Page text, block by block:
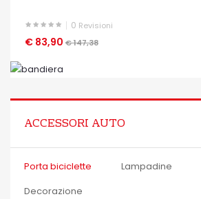
0 Revisioni
€ 83,90 € 147,38
ACCESSORI AUTO
Porta biciclette Lampadine
Decorazione